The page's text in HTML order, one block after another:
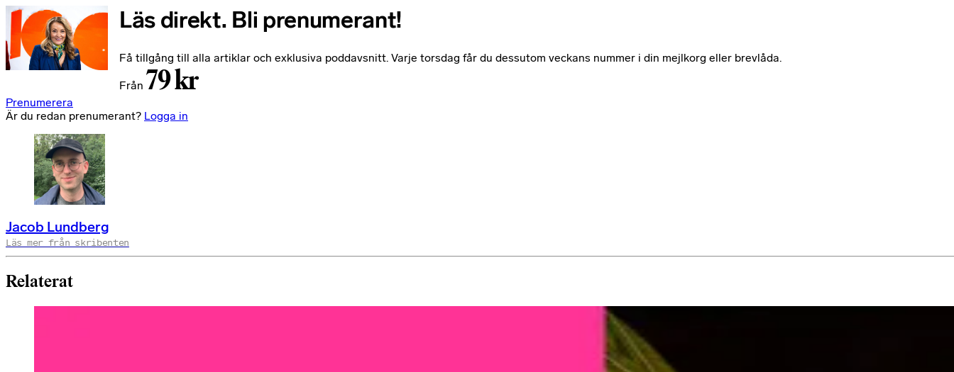
Läs direkt. Bli prenumerant!
Få tillgång till alla artiklar och exklusiva poddavsnitt. Varje torsdag får du dessutom veckans nummer i din mejlkorg eller brevlåda.
Från 79 kr
Prenumerera
Är du redan prenumerant? Logga in
Jacob Lundberg
Läs mer från skribenten
Relaterat